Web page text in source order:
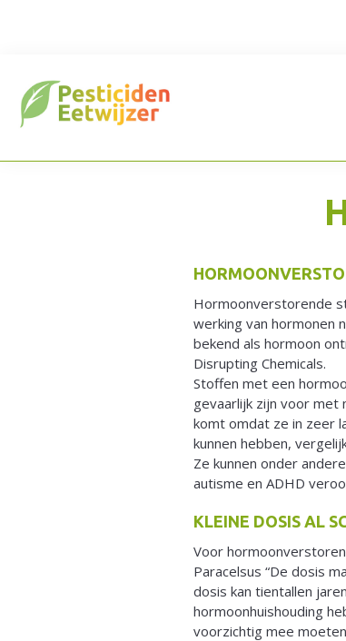
inhoud
Pesticide
Hormoonverstorende
werking van hormonen
bekend als hormoon
Disrupting Chemicals.
Stoffen met een
gevaarlijk zijn voor met
komt omdat ze in zeer
kunnen hebben,
Ze kunnen onder
autisme en ADHD
KLEINE DOSIS AL
Voor
Paracelsus “De dosis
dosis kan tientallen
hormoonhuishouding
voorzichtig mee